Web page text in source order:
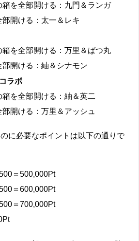
箱を全部開ける：九門＆ランガ
開ける：太一＆レキ
箱を全部開ける：万里＆ばつ丸
開ける：紬＆シナモン
ラボ
箱を全部開ける：紬＆英二
開ける：万里＆アッシュ
に必要なポイントは以下の通りで
＝500,000Pt
＝600,000Pt
＝700,000Pt